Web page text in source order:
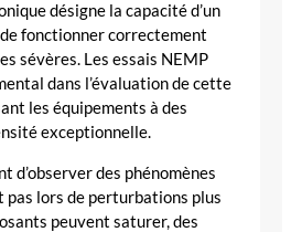
désigne la capacité d’un
fonctionner correctement
sévères. Les essais NEMP
dans l’évaluation de cette
les équipements à des
exceptionnelle.
d’observer des phénomènes
pas lors de perturbations plus
peuvent saturer, des